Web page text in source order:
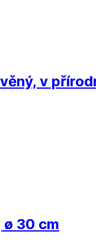
v
ø 30 cm